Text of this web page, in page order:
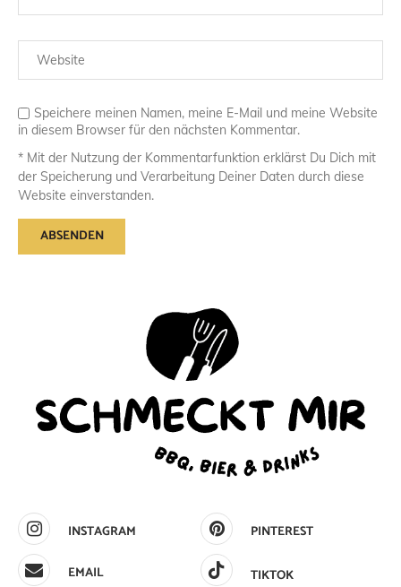
Speichere meinen Namen, meine E-Mail und meine Website
in diesem Browser für den nächsten Kommentar.
* Mit der Nutzung der Kommentarfunktion erklärst Du Dich mit
der Speicherung und Verarbeitung Deiner Daten durch diese
Website einverstanden.
INSTAGRAM
PINTEREST
EMAIL
TIKTOK